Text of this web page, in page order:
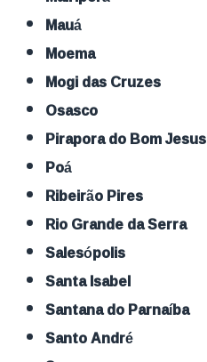
Mauá
Moema
Mogi das Cruzes
Osasco
Pirapora do Bom Jesus
Poá
Ribeirão Pires
Rio Grande da Serra
Salesópolis
Santa Isabel
Santana do Parnaíba
Santo André